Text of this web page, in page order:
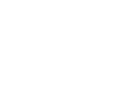
«Álex Márquez fue
que fue estabilizada
realizada por Anna
General de Catalunya.
confirmó el equipo